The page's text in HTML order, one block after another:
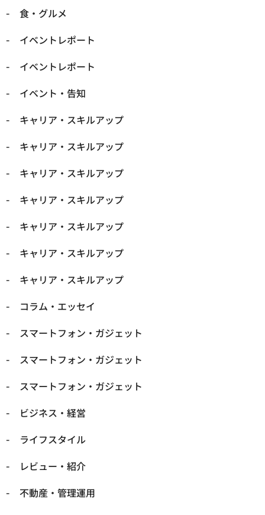
​食・グルメ
イベントレポート
イベントレポート
イベント・告知
キャリア・スキルアップ
キャリア・スキルアップ
キャリア・スキルアップ
キャリア・スキルアップ
キャリア・スキルアップ
キャリア・スキルアップ
キャリア・スキルアップ
コラム・エッセイ
スマートフォン・ガジェット
スマートフォン・ガジェット
スマートフォン・ガジェット
ビジネス・経営
ライフスタイル
レビュー・紹介
不動産・管理運用